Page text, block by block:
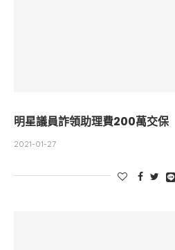
明星議員詐領助理費200萬交
2021-01-27